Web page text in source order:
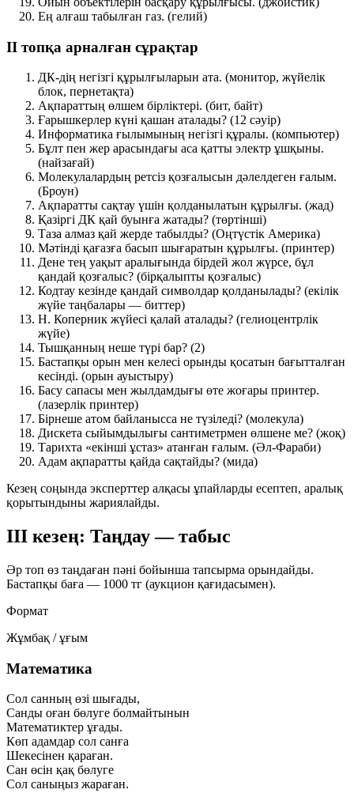
Ең алғаш табылған газ. (гелий)
II топқа арналған сұрақтар
ДК-дің негізгі құрылғыларын ата. (монитор, жүйелік
блок, пернетақта)
Ақпараттың өлшем бірліктері. (бит, байт)
Ғарышкерлер күні қашан аталады? (12 сәуір)
Информатика ғылымының негізгі құралы. (компьютер)
Бұлт пен жер арасындағы аса қатты электр ұшқыны.
(найзағай)
Молекулалардың ретсіз қозғалысын дәлелдеген ғалым.
(Броун)
Ақпаратты сақтау үшін қолданылатын құрылғы. (жад)
Қазіргі ДК қай буынға жатады? (төртінші)
Таза алмаз қай жерде табылды? (Оңтүстік Америка)
Мәтінді қағазға басып шығаратын құрылғы. (принтер)
Дене тең уақыт аралығында бірдей жол жүрсе, бұл
қандай қозғалыс? (бірқалыпты қозғалыс)
Кодтау кезінде қандай символдар қолданылады? (екілік
жүйе таңбалары — биттер)
Н. Коперник жүйесі қалай аталады? (гелиоцентрлік
жүйе)
Тышқанның неше түрі бар? (2)
Бастапқы орын мен келесі орынды қосатын бағытталған
кесінді. (орын ауыстыру)
Басу сапасы мен жылдамдығы өте жоғары принтер.
(лазерлік принтер)
Бірнеше атом байланысса не түзіледі? (молекула)
Дискета сыйымдылығы сантиметрмен өлшене ме? (жоқ)
Тарихта «екінші ұстаз» атанған ғалым. (Әл-Фараби)
Адам ақпаратты қайда сақтайды? (мида)
Кезең соңында эксперттер алқасы ұпайларды есептеп, аралық
қорытындыны жариялайды.
III кезең: Таңдау — табыс
Әр топ өз таңдаған пәні бойынша тапсырма орындайды.
Бастапқы баға — 1000 тг (аукцион қағидасымен).
Формат
Жұмбақ / ұғым
Математика
Сол санның өзі шығады,
Санды оған бөлуге болмайтынын
Математиктер ұғады.
Көп адамдар сол санға
Шекесінен қараған.
Сан өсін қақ бөлуге
Сол саныңыз жараған.